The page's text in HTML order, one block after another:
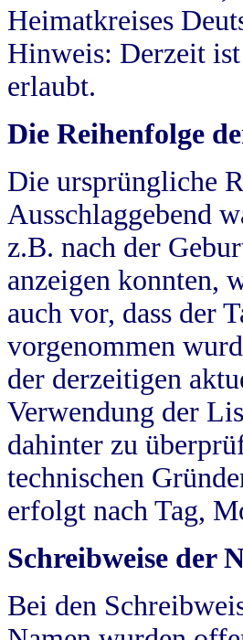
Heimatkreises
Hinweis: Derzeit
erlaubt.
Die Reihenfolge
Die ursprüngliche
Ausschlaggebend
z.B. nach der
anzeigen konnten,
auch vor, dass der
vorgenommen
der derzeitigen
Verwendung der
dahinter zu
technischen
erfolgt nach Tag,
Schreibweise der
Bei den